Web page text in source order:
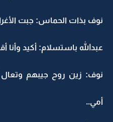
نوف بذات الحماس: جبت
عبدالله باستسلام: أكيد وأنا
نوف: زين روح جيبهم
أمي..